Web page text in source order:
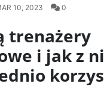
10, 2023 0
trenażery
i jak z